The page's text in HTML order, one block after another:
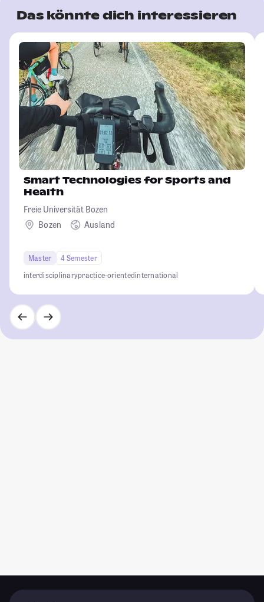
Das könnte dich interessieren
Smart Technologies for Sports and
Health
Freie Universität Bozen
Bozen
Ausland
Master
4 Semester
interdisciplinarypractice-orientedinternational